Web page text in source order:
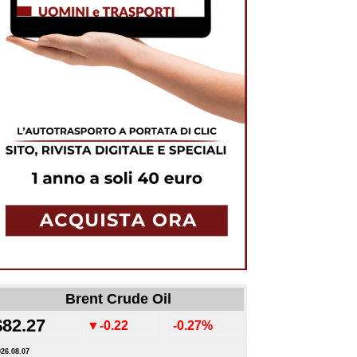
Brent Crude Oil
▼-0.22 -0.27%